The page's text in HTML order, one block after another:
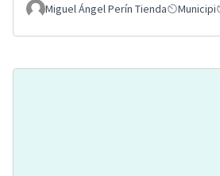
Miguel Ángel Perín Tienda
Municipi